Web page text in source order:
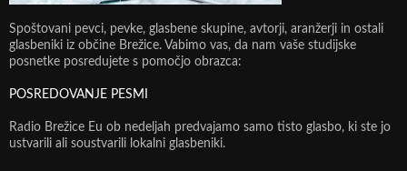
Spoštovani pevci, pevke, glasbene skupine, avtorji, aranžerji in ostali
glasbeniki iz občine Brežice. Vabimo vas, da nam vaše studijske
posnetke posredujete s pomočjo obrazca:
POSREDOVANJE PESMI
Radio Brežice Eu ob nedeljah predvajamo samo tisto glasbo, ki ste jo
ustvarili ali soustvarili lokalni glasbeniki.